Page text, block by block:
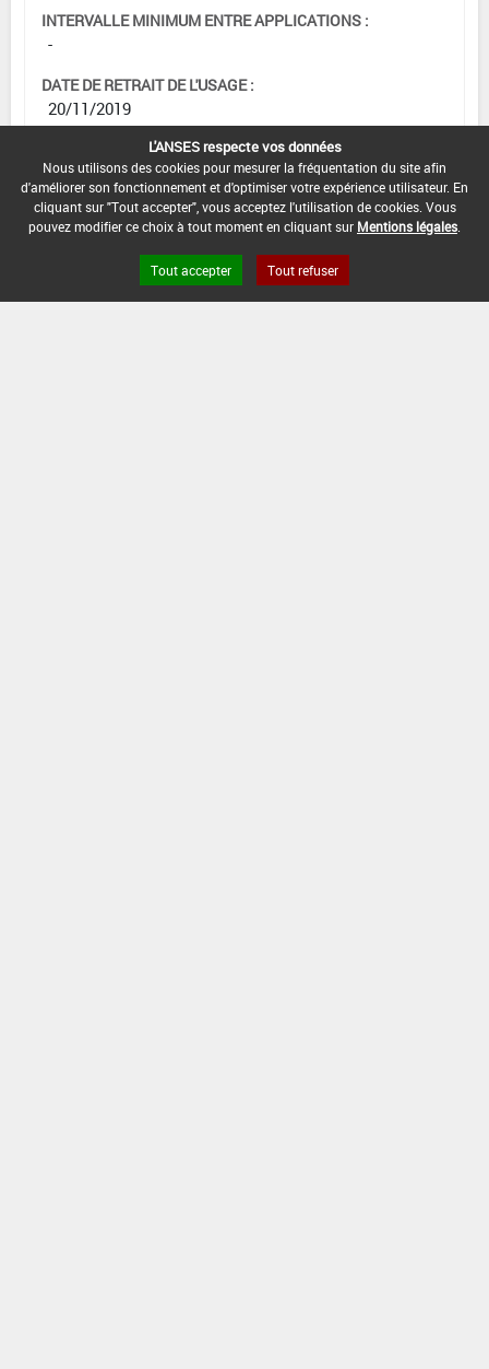
INTERVALLE MINIMUM ENTRE APPLICATIONS :
-
DATE DE RETRAIT DE L'USAGE :
20/11/2019
DATE DE FIN DE DISTRIBUTION :
20/02/2020
DATE DE FIN D'UTILISATION :
20/05/2020
L'ANSES respecte vos données
Nous utilisons des cookies pour mesurer la fréquentation du site afin
d'améliorer son fonctionnement et d'optimiser votre expérience utilisateur. En
cliquant sur "Tout accepter", vous acceptez l'utilisation de cookies. Vous
pouvez modifier ce choix à tout moment en cliquant sur Mentions légales
Tout accepter Tout refuser